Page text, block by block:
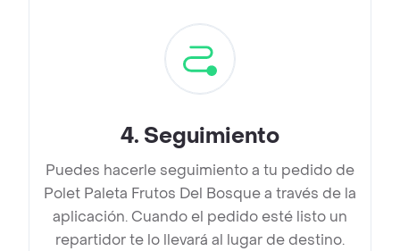
4. Seguimiento
Puedes hacerle seguimiento a tu pedido de
Polet Paleta Frutos Del Bosque a través de la
aplicación. Cuando el pedido esté listo un
repartidor te lo llevará al lugar de destino.